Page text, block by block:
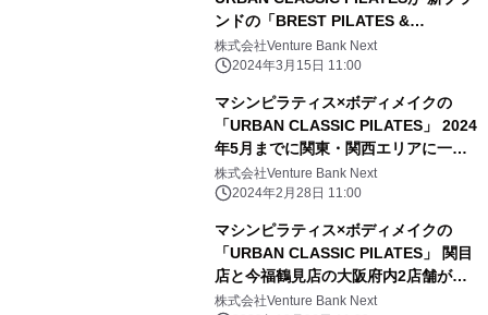
ンドの「BREST PILATES &
BODYMAKE」をオープン！ ～入会金
無料のグランドオープンキャンペーン
株式会社Venture Bank Next
2024年3月15日 11:00
マシンピラティス×ボディメイクの
「URBAN CLASSIC PILATES」 2024
年5月までに関東・関西エリアに一挙7
店舗をオープン！
株式会社Venture Bank Next
2024年2月28日 11:00
マシンピラティス×ボディメイクの
「URBAN CLASSIC PILATES」 関目
店と今福鶴見店の大阪府内2店舗が
2024年2月23日に同日オープン！
株式会社Venture Bank Next